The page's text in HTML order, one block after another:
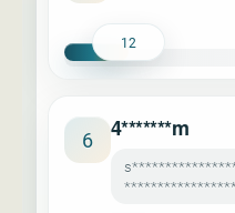
12
6 4*******m